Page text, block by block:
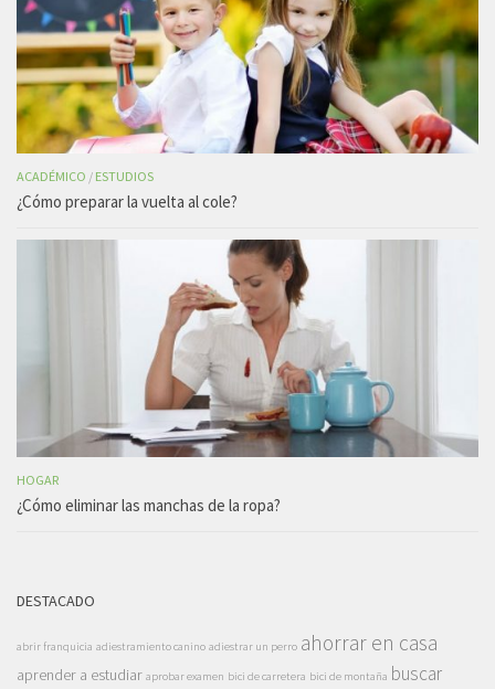
ACADÉMICO / ESTUDIOS
¿Cómo preparar la vuelta al cole?
HOGAR
¿Cómo eliminar las manchas de la ropa?
DESTACADO
abrir franquicia adiestramiento canino adiestrar un perro ahorrar en casa
aprender a estudiar aprobar examen bici de carretera bici de montaña buscar